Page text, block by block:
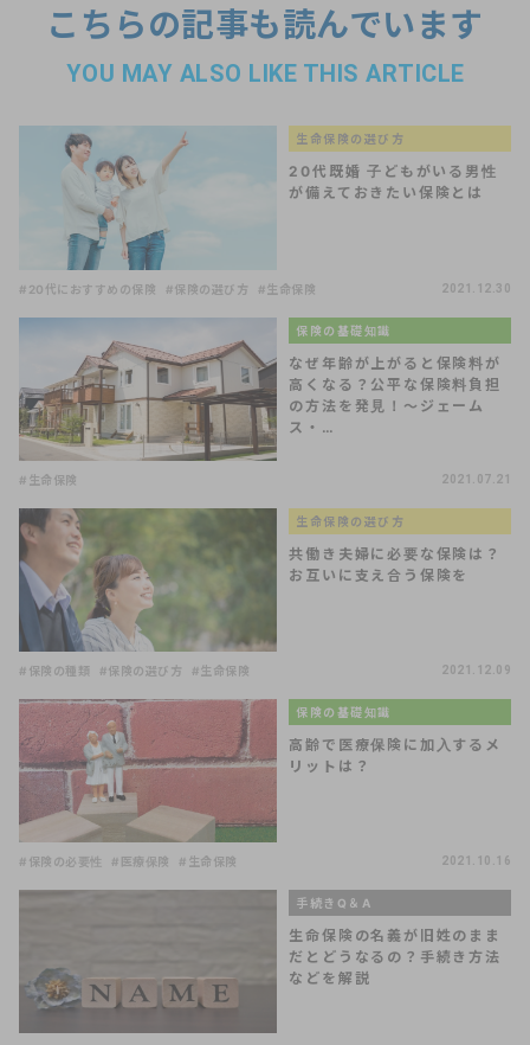
こちらの記事も読んでいます
YOU MAY ALSO LIKE THIS ARTICLE
生命保険の選び方
20代既婚 子どもがいる男性
が備えておきたい保険とは
#20代におすすめの保険 #保険の選び方 #生命保険 2021.12.30
保険の基礎知識
なぜ年齢が上がると保険料が
高くなる？公平な保険料負担
の方法を発見！～ジェーム
ス・…
#生命保険 2021.07.21
生命保険の選び方
共働き夫婦に必要な保険は？
お互いに支え合う保険を
#保険の種類 #保険の選び方 #生命保険 2021.12.09
保険の基礎知識
高齢で医療保険に加入するメ
リットは？
#保険の必要性 #医療保険 #生命保険 2021.10.16
手続きQ＆A
生命保険の名義が旧姓のまま
だとどうなるの？手続き方法
などを解説